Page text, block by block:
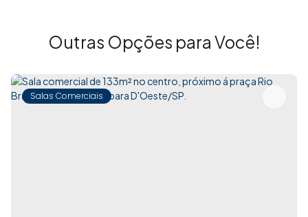
Outras Opções para Você!
Salas Comerciais